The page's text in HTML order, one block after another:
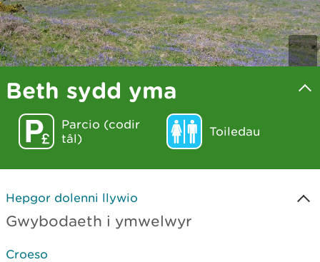
Beth sydd yma
Parcio (codir
tâl)
Toiledau
Hepgor dolenni llywio
Gwybodaeth i ymwelwyr
Croeso